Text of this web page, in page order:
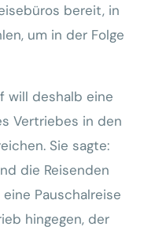
bereit, in
um in der Folge
will deshalb eine
Vertriebes in den
Sie sagte:
die Reisenden
Pauschalreise
hingegen, der